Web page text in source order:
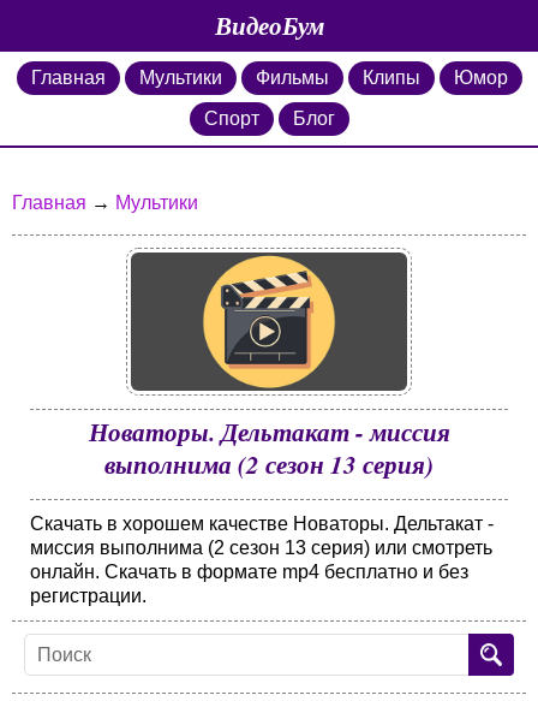
ВидеоБум
Главная Мультики Фильмы Клипы
Юмор
Спорт
Блог
Главная → Мультики
Новаторы. Дельтакат - миссия
выполнима (2 сезон 13 серия)
Скачать в хорошем качестве Новаторы. Дельтакат -
миссия выполнима (2 сезон 13 серия) или смотреть
онлайн. Скачать в формате mp4 бесплатно и без
регистрации.